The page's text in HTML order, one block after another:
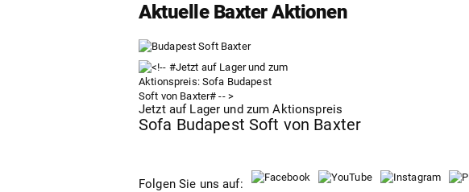
Aktuelle Baxter Aktionen
Jetzt auf Lager und zum Aktionspreis
Sofa Budapest Soft von Baxter
Folgen Sie uns auf: